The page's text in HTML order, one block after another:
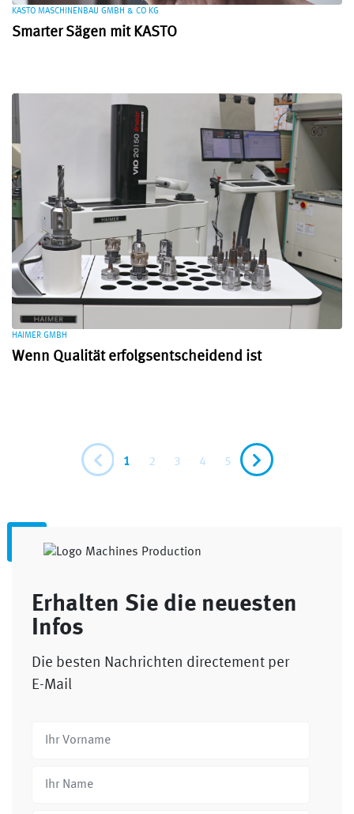
KASTO MASCHINENBAU GMBH & CO KG
Smarter Sägen mit KASTO
HAIMER GMBH
Wenn Qualität erfolgsentscheidend ist
1 2 3 4 5
Erhalten Sie die neuesten
Infos
Die besten Nachrichten directement per
E-Mail